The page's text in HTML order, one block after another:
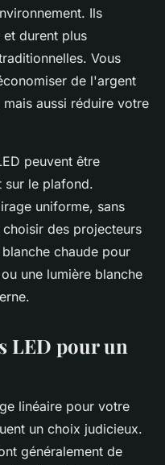
Ils
durent plus
Vous
de l'argent
aussi réduire votre
peuvent être
sur le plafond.
uniforme, sans
des projecteurs
chaude pour
une lumière blanche
LED pour un
linéaire pour votre
un choix judicieux.
généralement de